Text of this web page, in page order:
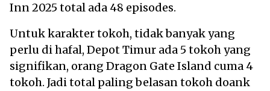
Inn 2025 total ada 48 episodes.
Untuk karakter tokoh, tidak banyak yang
perlu di hafal, Depot Timur ada 5 tokoh yang
signifikan, orang Dragon Gate Island cuma 4
tokoh. Jadi total paling belasan tokoh doank